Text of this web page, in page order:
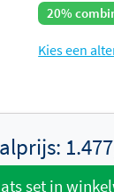
20%
Kies een
set in